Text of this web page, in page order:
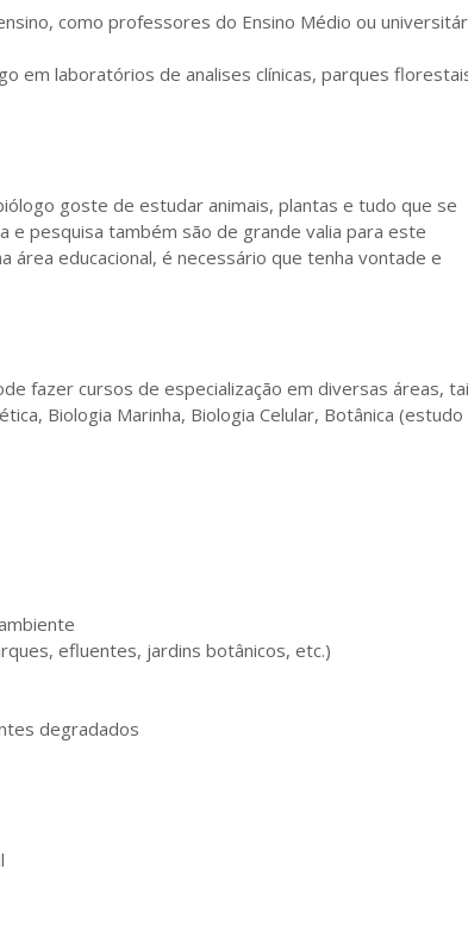
como professores do Ensino Médio ou
em laboratórios de analises clínicas, parques
goste de estudar animais, plantas e tudo que se
e pesquisa também são de grande valia para este
área educacional, é necessário que tenha vontade e
fazer cursos de especialização em diversas áreas,
Biologia Marinha, Biologia Celular, Botânica (estudo
efluentes, jardins botânicos, etc.)
degradados